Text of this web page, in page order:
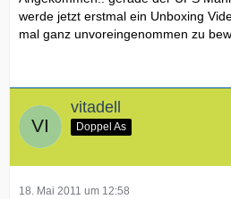
werde jetzt erstmal ein Unboxing
mal ganz unvoreingenommen zu
vitadell
Doppel As
18. Mai 2011 um 12:58